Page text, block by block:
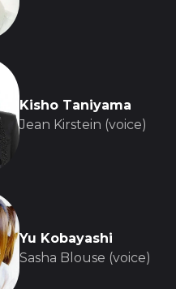
Kisho Taniyama
Jean Kirstein (voice)
Yu Kobayashi
Sasha Blouse (voice)